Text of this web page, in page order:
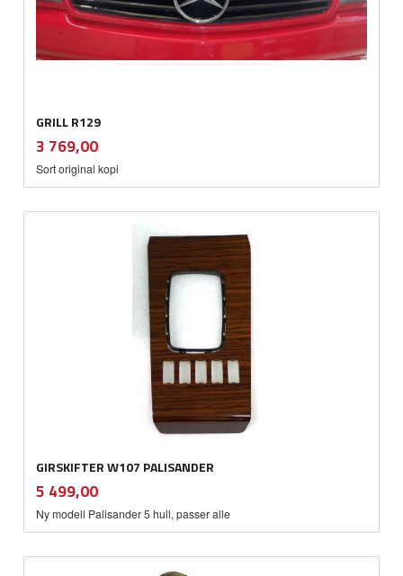
GRILL R129
Pris
3 769,00mva.
Sort original kopi
GIRSKIFTER W107 PALISANDER
Pris
5 499,00mva.
Ny modell Palisander 5 hull, passer alle